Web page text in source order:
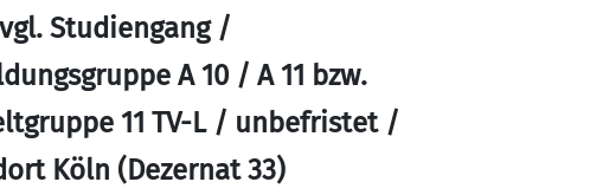
Studiengang /
A 10 / A 11 bzw.
11 TV-L / unbefristet /
Köln (Dezernat 33)